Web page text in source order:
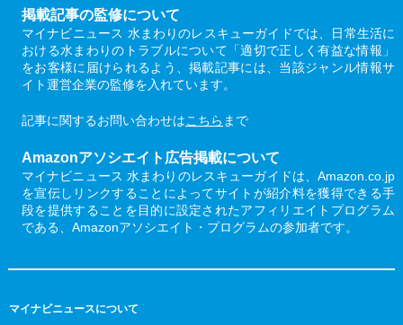
掲載記事の監修について
マイナビニュース 水まわりのレスキューガイドでは、日常生活に
おける水まわりのトラブルについて「適切で正しく有益な情報」
をお客様に届けられるよう、掲載記事には、当該ジャンル情報サ
イト運営企業の監修を入れています。
記事に関するお問い合わせはこちら まで
Amazonアソシエイト広告掲載について
マイナビニュース 水まわりのレスキューガイドは、Amazon.co.jp
を宣伝しリンクすることによってサイトが紹介料を獲得できる手
段を提供することを目的に設定されたアフィリエイトプログラム
である、Amazonアソシエイト・プログラムの参加者です。
マイナビニュースについて